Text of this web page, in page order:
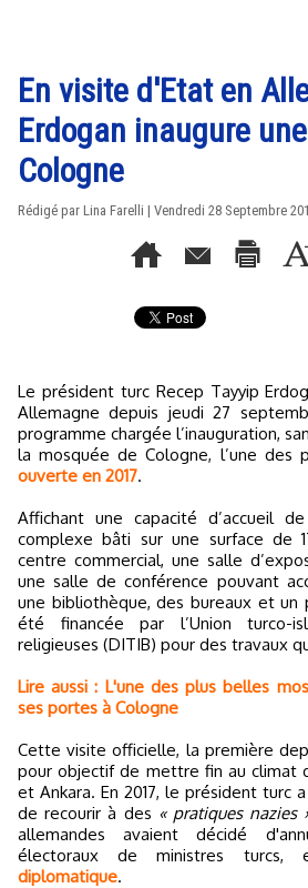
En visite d'Etat en
Erdogan inaugure
Cologne
Rédigé par Lina Farelli | Vendredi 28 Septembre
Le président turc Recep Tayyip Erdogan, en visite d'Etat en
Allemagne depuis jeudi 27
programme chargée l’inauguration,
la mosquée de Cologne, l’une des
ouverte en 2017.
Affichant une capacité d’accueil
complexe bâti sur une surface de
centre commercial, une salle
une salle de conférence pouvant
une bibliothèque, des bureaux et un
été financée par l’Union turco-
religieuses (DITIB) pour des travaux
Lire aussi : L'une des plus belles
ses portes à Cologne
Cette visite officielle, la première
pour objectif de mettre fin au climat
et Ankara. En 2017, le président turc
de recourir à des « pratiques nazies
allemandes avaient décidé
électoraux de ministres turcs,
diplomatique.